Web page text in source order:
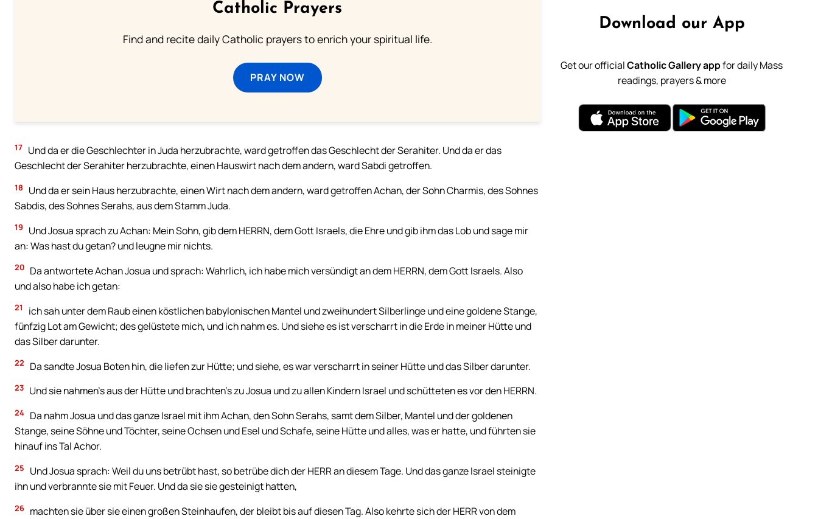
Catholic Prayers
Find and recite daily Catholic prayers to enrich your spiritual life.
PRAY NOW
17 Und da er die Geschlechter in Juda herzubrachte, ward getroffen das Geschlecht der Serahiter. Und da er das
Geschlecht der Serahiter herzubrachte, einen Hauswirt nach dem andern, ward Sabdi getroffen.
18
Und da er sein Haus herzubrachte, einen Wirt nach dem andern, ward getroffen Achan, der Sohn Charmis, des Sohnes
Sabdis, des Sohnes Serahs, aus dem Stamm Juda.
19
Und Josua sprach zu Achan: Mein Sohn, gib dem HERRN, dem Gott Israels, die Ehre und gib ihm das Lob und sage mir
an: Was hast du getan? und leugne mir nichts.
20 Da antwortete Achan Josua und sprach: Wahrlich, ich habe mich versündigt an dem HERRN, dem Gott Israels. Also
und also habe ich getan:
21
ich sah unter dem Raub einen köstlichen babylonischen Mantel und zweihundert Silberlinge und eine goldene Stange,
fünfzig Lot am Gewicht; des gelüstete mich, und ich nahm es. Und siehe es ist verscharrt in die Erde in meiner Hütte und
das Silber darunter.
22 Da sandte Josua Boten hin, die liefen zur Hütte; und siehe, es war verscharrt in seiner Hütte und das Silber darunter.
23 Und sie nahmen’s aus der Hütte und brachten’s zu Josua und zu allen Kindern Israel und schütteten es vor den HERRN.
24 Da nahm Josua und das ganze Israel mit ihm Achan, den Sohn Serahs, samt dem Silber, Mantel und der goldenen
Stange, seine Söhne und Töchter, seine Ochsen und Esel und Schafe, seine Hütte und alles, was er hatte, und führten sie
hinauf ins Tal Achor.
25
Und Josua sprach: Weil du uns betrübt hast, so betrübe dich der HERR an diesem Tage. Und das ganze Israel steinigte
ihn und verbrannte sie mit Feuer. Und da sie sie gesteinigt hatten,
26 machten sie über sie einen großen Steinhaufen, der bleibt bis auf diesen Tag. Also kehrte sich der HERR von dem
Download our App
Get our officialCatholic Gallery appfor daily Mass
readings, prayers & more